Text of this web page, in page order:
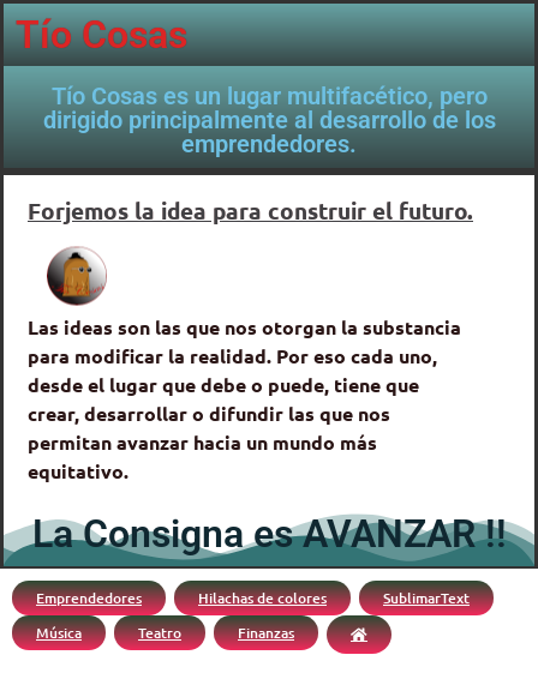
Tío Cosas
Tío Cosas es un lugar multifacético, pero
dirigido principalmente al desarrollo de los
emprendedores.
Forjemos la idea para construir el futuro.
Las ideas son las que nos otorgan la substancia
para modificar la realidad. Por eso cada uno,
desde el lugar que debe o puede, tiene que
crear, desarrollar o difundir las que nos
permitan avanzar hacia un mundo más
equitativo.
La Consigna es AVANZAR !!
Emprendedores Hilachas de colores
SublimarText
Música
Teatro Finanzas